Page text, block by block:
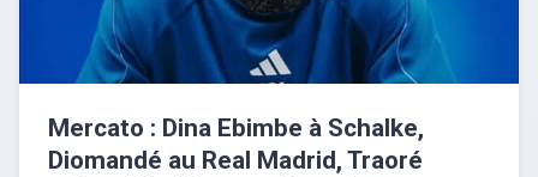
Mercato : Dina Ebimbe à Schalke,
Diomandé au Real Madrid, Traoré